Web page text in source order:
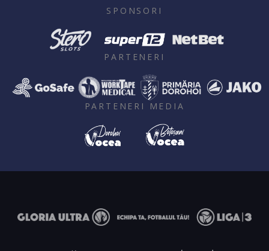
SPONSORI
PARTENERI
PARTENERI MEDIA